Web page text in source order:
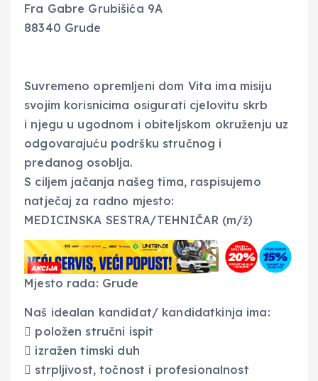
Fra Gabre Grubišića 9A
88340 Grude
Suvremeno opremljeni dom Vita ima misiju
svojim korisnicima osigurati cjelovitu skrb
i njegu u ugodnom i obiteljskom okruženju uz
odgovarajuću podršku stručnog i
predanog osoblja.
S ciljem jačanja našeg tima, raspisujemo
natječaj za radno mjesto:
MEDICINSKA SESTRA/TEHNIČAR (m/ž)
Mjesto rada: Grude
Naš idealan kandidat/ kandidatkinja ima:
 položen stručni ispit
 izražen timski duh
 strpljivost, točnost i profesionalnost